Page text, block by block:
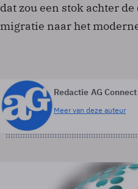
dat zou een stok achter
migratie naar het
Redactie AG Connect
Meer van deze auteur